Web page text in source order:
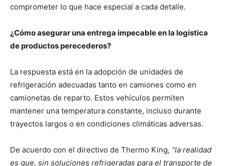
comprometer lo que hace especial a cada detalle.
¿Cómo asegurar una entrega impecable enla logística
de productos perecederos?
La respuesta está en la adopción de unidades de
refrigeración adecuadas tanto en camiones como en
camionetas de reparto. Estos vehículos permiten
mantener una temperatura constante, incluso durante
trayectos largos o en condiciones climáticas adversas.
De acuerdo con el directivo de Thermo King, “la realidad
es que, sin soluciones refrigeradas para el transporte de